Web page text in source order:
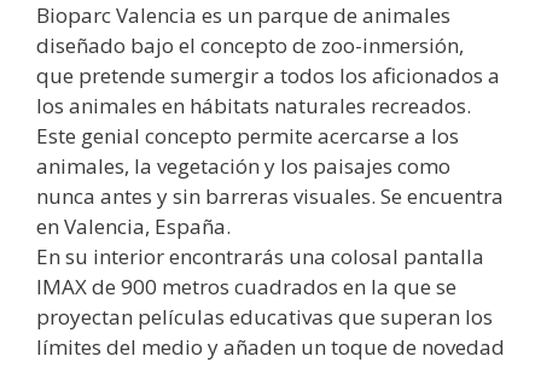
Bioparc Valencia es un parque de animales
diseñado bajo el concepto de zoo-inmersión,
que pretende sumergir a todos los aficionados a
los animales en hábitats naturales recreados.
Este genial concepto permite acercarse a los
animales, la vegetación y los paisajes como
nunca antes y sin barreras visuales. Se encuentra
en Valencia, España.
En su interior encontrarás una colosal pantalla
IMAX de 900 metros cuadrados en la que se
proyectan películas educativas que superan los
límites del medio y añaden un toque de novedad